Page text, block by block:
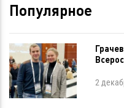
Популярное
2